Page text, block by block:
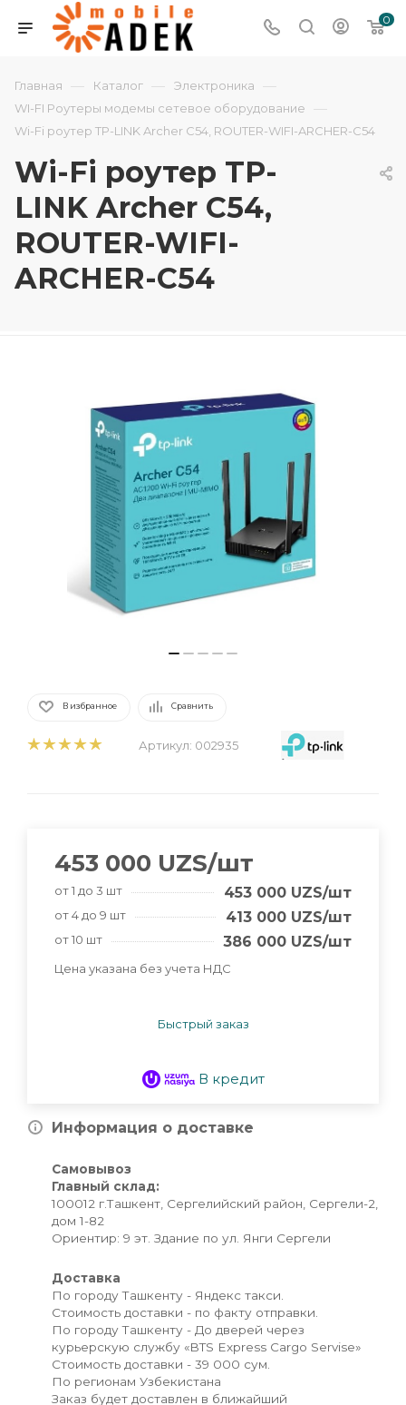
0
Главная — Каталог — Электроника —
WI-FI Роутеры модемы сетевое оборудование —
Wi-Fi роутер TP-LINK Archer C54, ROUTER-WIFI-ARCHER-C54
Wi-Fi роутер TP-
LINK Archer C54,
ROUTER-WIFI-
ARCHER-C54
В избранное Сравнить
Артикул: 002935
453 000 UZS/шт
от 1 до 3 шт 453 000 UZS/шт
от 4 до 9 шт 413 000 UZS/шт
от 10 шт 386 000 UZS/шт
Цена указана без учета НДС
Быстрый заказ
В кредит
Информация о доставке
Самовывоз
Главный склад:
100012 г.Ташкент, Сергелийский район, Сергели-2,
дом 1-82
Ориентир: 9 эт. Здание по ул. Янги Сергели
Доставка
По городу Ташкенту - Яндекс такси.
Стоимость доставки - по факту отправки.
По городу Ташкенту - До дверей через
курьерскую службу «BTS Express Cargo Servise»
Стоимость доставки - 39 000 сум.
По регионам Узбекистана
Заказ будет доставлен в ближайший